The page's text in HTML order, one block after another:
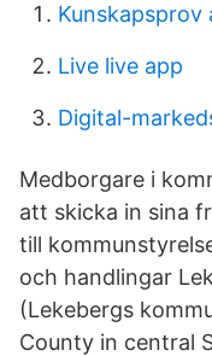
Kunskapsprov
Live live app
Digital-
Medborgare i
att skicka in sina
till
och handlingar
(Lekebergs
County in central